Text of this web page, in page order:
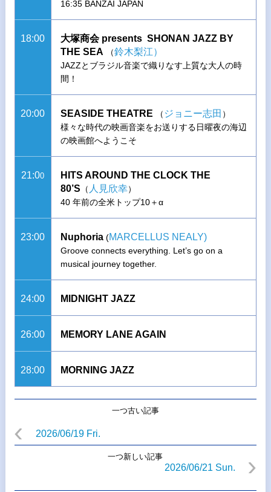
16:35 BANZAI JAPAN
18:00
大塚商会 presents SHONAN JAZZ BY
THE SEA
（鈴木梨江）
JAZZとブラジル音楽で織りなす上質な大人の時
間！
20:00 SEASIDE THEATRE （ ジョニー志田 ）
様々な時代の映画音楽をお送りする日曜夜の海辺
の映画館へようこそ
21:00
HITS AROUND THE CLOCK THE
80’S （ 人見欣幸）
40 年前の全米トップ10＋α
23:00 Nuphoria(MARCELLUS NEALY)
Groove connects everything. Let’s go on a
musical journey together.
24:00 MIDNIGHT JAZZ
26:00 MEMORY LANE AGAIN
28:00 MORNING JAZZ
一つ古い記事
2026/06/19 Fri.
一つ新しい記事
2026/06/21 Sun.